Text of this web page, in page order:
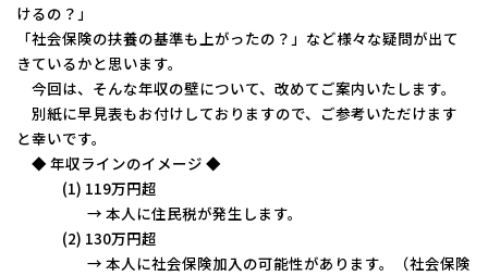
コーポレートサイトTOPへ
MyKomon
お問い合わせフォーム
けるの？」
「社会保険の扶養の基準も上がったの？」など様々な疑問が出て
きているかと思います。
今回は、そんな年収の壁について、改めてご案内いたします。
別紙に早見表もお付けしておりますので、ご参考いただけます
と幸いです。
◆ 年収ラインのイメージ ◆
(1) 119万円超
→ 本人に住民税が発生します。
(2) 130万円超
→ 本人に社会保険加入の可能性があります。（社会保険